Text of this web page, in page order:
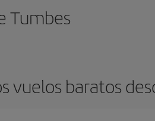
Tumbes
vuelos baratos